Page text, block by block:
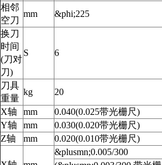
相邻
空刀
mm &phi;225
换刀
时间
(刀对
刀)
S 6
刀具
重量
kg 20
X轴
mm 0.040(0.025带光栅尺)
Y轴
mm 0.030(0.020带光栅尺)
Z轴
mm 0.020(0.010带光栅尺)
&plusmn;0.005/300